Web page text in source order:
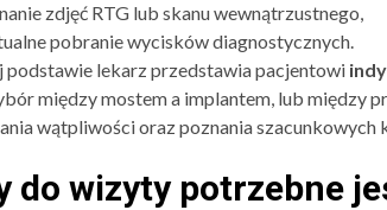
zdjęć RTG lub skanu wewnątrzustnego,
pobranie wycisków diagnostycznych.
podstawie lekarz przedstawia pacjentowi
między mostem a implantem, lub między
wątpliwości oraz poznania szacunkowych
do wizyty potrzebne